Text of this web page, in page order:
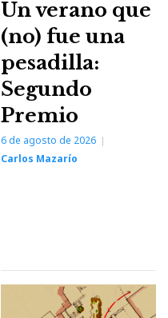
Un verano que
(no) fue una
pesadilla:
Segundo
Premio
6 de agosto de 2026
Carlos Mazarío